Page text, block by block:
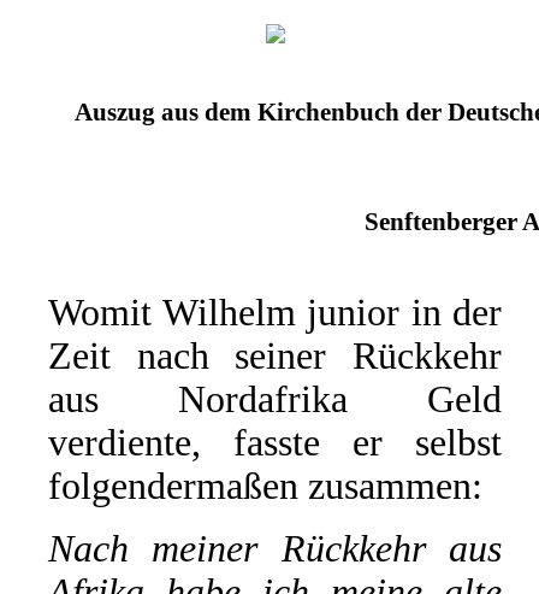
Auszug aus dem Kirchenbuch der
Senftenberger
Womit Wilhelm junior in der
Zeit nach seiner Rückkehr
aus Nordafrika Geld
verdiente, fasste er selbst
folgendermaßen zusammen:
Nach meiner Rückkehr aus